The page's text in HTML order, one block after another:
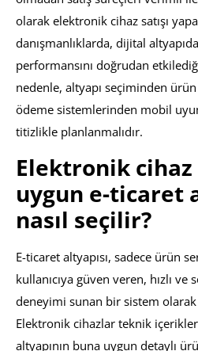
olarak elektronik cihaz satışı
danışmanlıklarda, dijital
performansını doğrudan
nedenle, altyapı seçiminden
ödeme sistemlerinden mobil
titizlikle planlanmalıdır.
Elektronik cihaz
uygun e-ticaret
nasıl seçilir?
E-ticaret altyapısı, sadece ürün
kullanıcıya güven veren, hızlı ve
deneyimi sunan bir sistem
Elektronik cihazlar teknik içerikler
altyapının buna uygun detaylı